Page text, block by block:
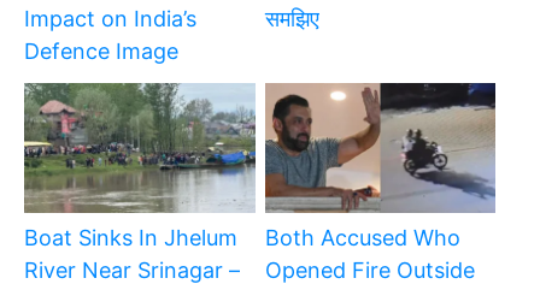
Impact on India’s
Defence Image
समझिए
Boat Sinks In Jhelum
River Near Srinagar –
Both Accused Who
Opened Fire Outside